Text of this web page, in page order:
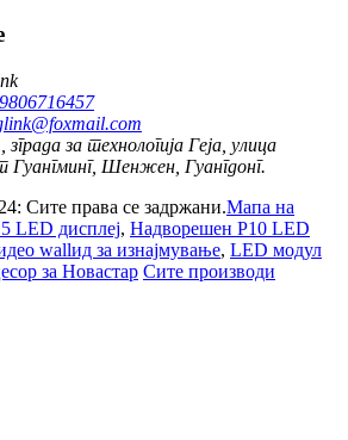
зграда за технологија Геја, улица
Шенжен, Гуангдонг.
Сите права се задржани.Мапа на
LED дисплеј, Надворешен P10 LED
wallид за изнајмување, LED модул
за Новастар Сите производи